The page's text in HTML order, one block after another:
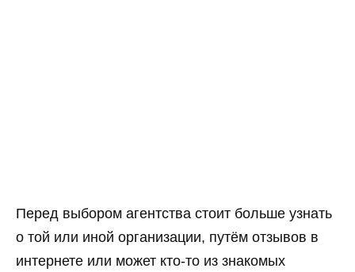
Перед выбором агентства стоит больше узнать
о той или иной организации, путём отзывов в
интернете или может кто-то из знакомых